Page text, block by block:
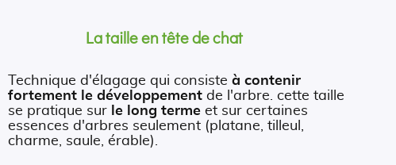
La taille en tête de chat
Technique d'élagage qui consiste à contenir
fortement le développement de l'arbre. cette taille
se pratique sur le long terme et sur certaines
essences d'arbres seulement (platane, tilleul,
charme, saule, érable).